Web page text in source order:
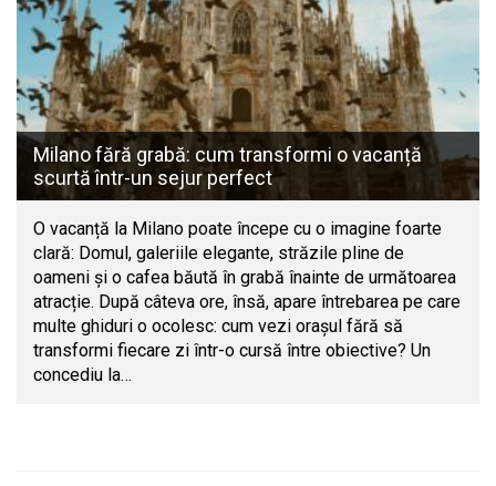
Milano fără grabă: cum transformi o vacanță
scurtă într-un sejur perfect
O vacanță la Milano poate începe cu o imagine foarte
clară: Domul, galeriile elegante, străzile pline de
oameni și o cafea băută în grabă înainte de următoarea
atracție. După câteva ore, însă, apare întrebarea pe care
multe ghiduri o ocolesc: cum vezi orașul fără să
transformi fiecare zi într-o cursă între obiective? Un
concediu la…